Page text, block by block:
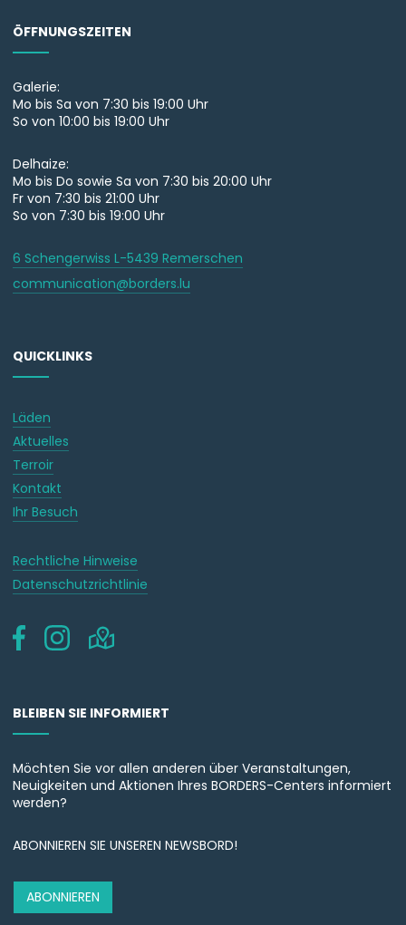
ÖFFNUNGSZEITEN
Galerie:
Mo bis Sa von 7:30 bis 19:00 Uhr
So von 10:00 bis 19:00 Uhr
Delhaize:
Mo bis Do sowie Sa von 7:30 bis 20:00 Uhr
Fr von 7:30 bis 21:00 Uhr
So von 7:30 bis 19:00 Uhr
6 Schengerwiss L-5439 Remerschen
communication@borders.lu
QUICKLINKS
Läden
Aktuelles
Terroir
Kontakt
Ihr Besuch
Rechtliche Hinweise
Datenschutzrichtlinie
BLEIBEN SIE INFORMIERT
Möchten Sie vor allen anderen über Veranstaltungen,
Neuigkeiten und Aktionen Ihres BORDERS-Centers informiert
werden?
ABONNIEREN SIE UNSEREN NEWSBORD!
ABONNIEREN